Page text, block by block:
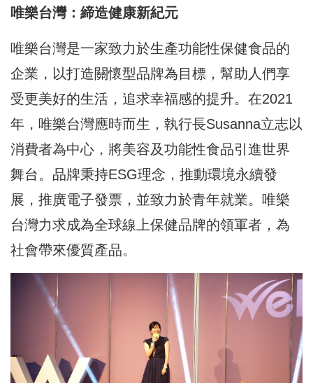
唯樂台灣：締造健康新紀元
唯樂台灣是一家致力於生產功能性保健食品的
企業，以打造關懷型品牌為目標，幫助人們享
受更美好的生活，追求幸福感的提升。在2021
年，唯樂台灣應時而生，執行長Susanna立志以
消費者為中心，將美容及功能性食品引進世界
舞台。品牌秉持ESG理念，推動環境永續發
展，推廣電子發票，並致力於青年就業。唯樂
台灣力求成為全球線上保健品牌的領軍者，為
社會帶來優質產品。